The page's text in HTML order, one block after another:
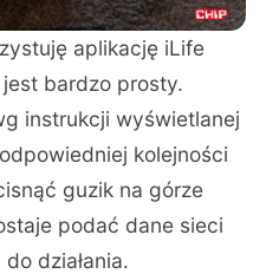
aplikację iLife
bardzo prosty.
instrukcji wyświetlanej
kolejności
guzik na górze
podać dane sieci
działania.